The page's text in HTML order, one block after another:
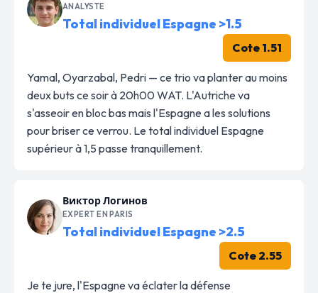
ANALYSTE
Total individuel Espagne >1.5
Cote 1.51
Yamal, Oyarzabal, Pedri — ce trio va planter au moins
deux buts ce soir à 20h00 WAT. L'Autriche va
s'asseoir en bloc bas mais l'Espagne a les solutions
pour briser ce verrou. Le total individuel Espagne
supérieur à 1,5 passe tranquillement.
Виктор Логинов
EXPERT EN PARIS
Total individuel Espagne >2.5
Cote 2.55
Je te jure, l'Espagne va éclater la défense